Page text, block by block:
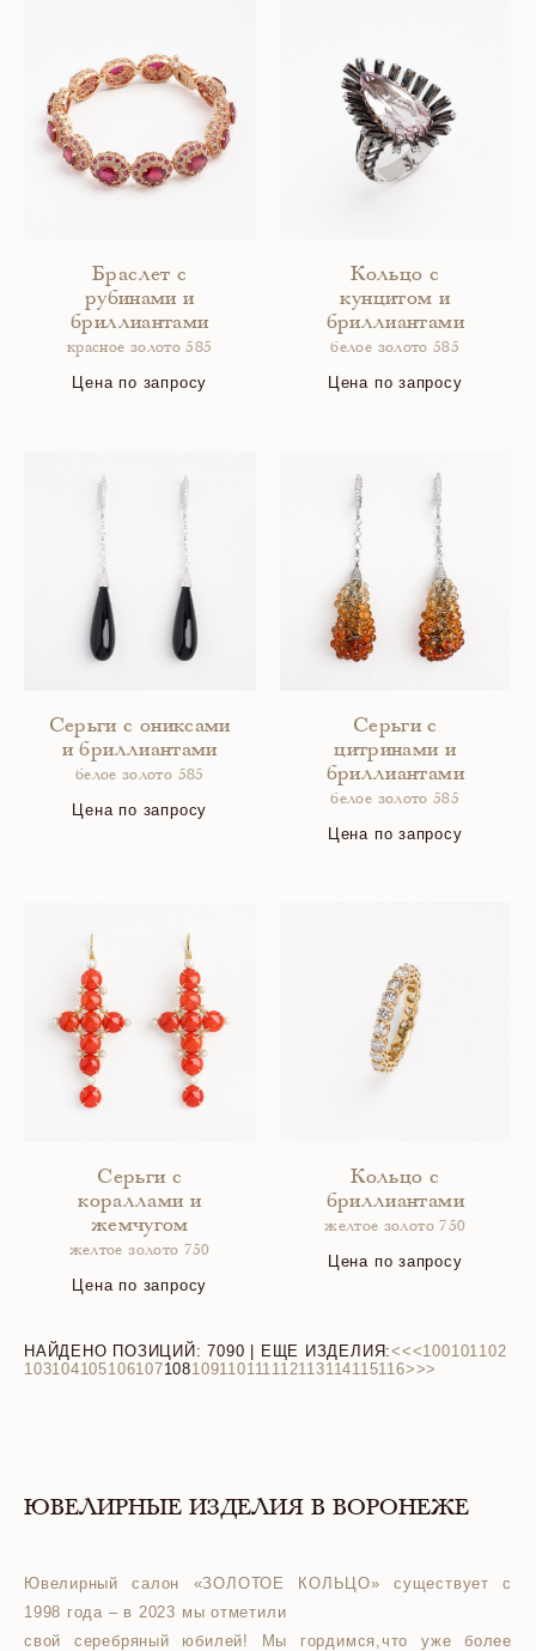
Браслет с
рубинами и
бриллиантами
красное золото 585
Цена по запросу
Кольцо с
кунцитом и
бриллиантами
белое золото 585
Цена по запросу
Серьги с ониксами
и бриллиантами
белое золото 585
Цена по запросу
Серьги с
цитринами и
бриллиантами
белое золото 585
Цена по запросу
Серьги с
кораллами и
жемчугом
желтое золото 750
Цена по запросу
Кольцо с
бриллиантами
желтое золото 750
Цена по запросу
НАЙДЕНО ПОЗИЦИЙ:7090 | ЕЩЕ ИЗДЕЛИЯ:<<<100101102
103104105106107108109110111112113114115116>>>
ЮВЕЛИРНЫЕ ИЗДЕЛИЯ В ВОРОНЕЖЕ
Ювелирный салон «ЗОЛОТОЕ КОЛЬЦО» существует с
1998 года – в 2023 мы отметили
свой серебряный юбилей! Мы гордимся,что уже более